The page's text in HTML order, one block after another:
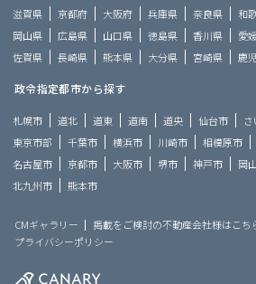
滋賀県
京都府 大阪府 兵庫県 奈良県 和
岡山県
広島県 山口県 徳島県 香川県 愛
佐賀県
長崎県 熊本県 大分県 宮崎県 鹿
政令指定都市から探す
札幌市 道北 道東 道南 道央 仙台市
東京市部
千葉市 横浜市 川崎市 相模原市
名古屋市
京都市 大阪市 堺市 神戸市 岡
北九州市
熊本市
CMギャラリー 掲載をご検討の不動産会社様はこち
プライバシーポリシー